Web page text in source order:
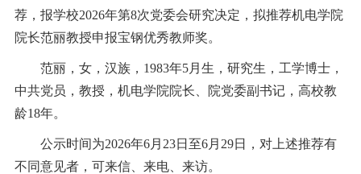
荐，报学校2026年第8次党委会研究决定，拟推荐机电学院
院长范丽教授申报宝钢优秀教师奖。
范丽，女，汉族，1983年5月生，研究生，工学博士，
中共党员，教授，机电学院院长、院党委副书记， 高校教
龄18年。
公示时间为2026年6月23日至6月29日，对上述推荐有
不同意见者，可来信、来电、来访。